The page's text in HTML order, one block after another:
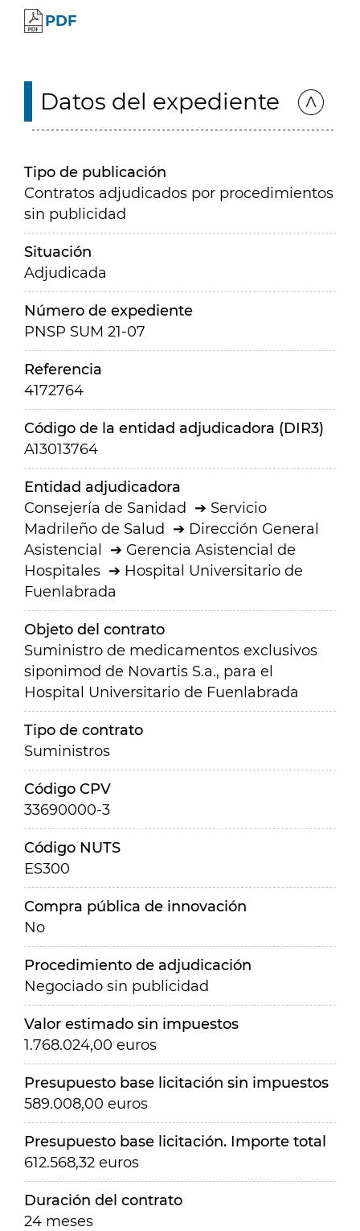
PDF
Datos del expediente
Tipo de publicación
Contratos adjudicados por procedimientos
sin publicidad
Situación
Adjudicada
Número de expediente
PNSP SUM 21-07
Referencia
4172764
Código de la entidad adjudicadora (DIR3)
A13013764
Entidad adjudicadora
Consejería de Sanidad
Servicio
Madrileño de Salud
Dirección General
Asistencial
Gerencia Asistencial de
Hospitales
Hospital Universitario de
Fuenlabrada
Objeto del contrato
Suministro de medicamentos exclusivos
siponimod de Novartis S.a., para el
Hospital Universitario de Fuenlabrada
Tipo de contrato
Suministros
Código CPV
33690000-3
Código NUTS
ES300
Compra pública de innovación
No
Procedimiento de adjudicación
Negociado sin publicidad
Valor estimado sin impuestos
1.768.024,00 euros
Presupuesto base licitación sin impuestos
589.008,00 euros
Presupuesto base licitación. Importe total
612.568,32 euros
Duración del contrato
24 meses